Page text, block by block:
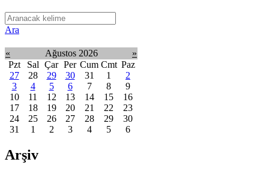
Ara
« Ağustos 2026
»
Pzt
Sal Çar Per Cum Cmt Paz
27
28 29 30 31 1
2
3
4 5 6 7 8
9
10
11 12 13 14 15
16
17
18 19 20 21 22
23
24
25 26 27 28 29
30
31
1 2 3 4 5 6
Arşiv